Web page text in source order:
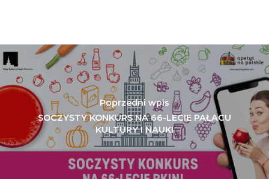
Poprzedni wpis
SOCZYSTY KONKURS NA 66-LECIE PAŁACU
KULTURY I NAUKI